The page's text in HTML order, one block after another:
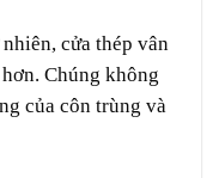
cửa thép vân
Chúng không
của côn trùng và